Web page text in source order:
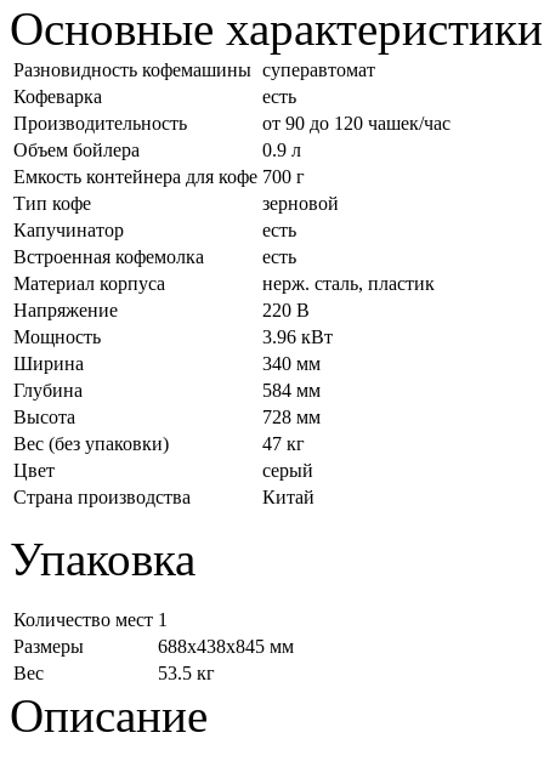
Основные характеристики
Разновидность кофемашины суперавтомат
Кофеварка
есть
Производительность
от 90 до 120 чашек/час
Объем бойлера
0.9 л
Емкость контейнера для кофе 700 г
Тип кофе
зерновой
Капучинатор
есть
Встроенная кофемолка
есть
Материал корпуса
нерж. сталь, пластик
Напряжение
220 В
Мощность
3.96 кВт
Ширина
340 мм
Глубина
584 мм
Высота
728 мм
Вес (без упаковки)
47 кг
Цвет
серый
Страна производства
Китай
Упаковка
Количество мест 1
Размеры
688x438x845 мм
Вес
53.5 кг
Описание